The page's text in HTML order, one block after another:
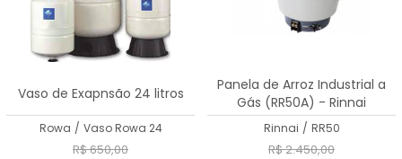
Vaso de Exapnsão 24 litros
Rowa / Vaso Rowa 24
R$ 650,00
Panela de Arroz Industrial a
Gás (RR50A) - Rinnai
Rinnai / RR50
R$ 2.450,00